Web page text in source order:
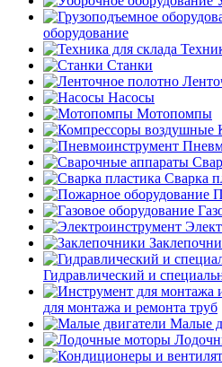
оборудование
Станки
Насосы
Мотопомпы
Сварка
Гидравлический и
для монтажа и ремонта труб
Малые